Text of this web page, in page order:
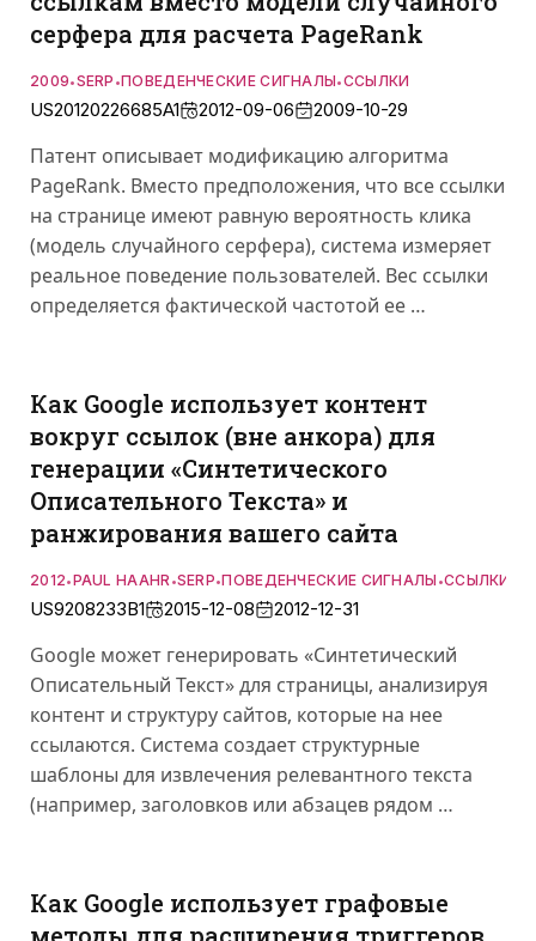
серфера для расчета PageRank
2009•SERP •ПОВЕДЕНЧЕСКИЕ СИГНАЛЫ•ССЫЛКИ
US20120226685A1 2012-09-06 2009-10-29
Патент описывает модификацию алгоритма
PageRank. Вместо предположения, что все ссылки
на странице имеют равную вероятность клика
(модель случайного серфера), система измеряет
реальное поведение пользователей. Вес ссылки
определяется фактической частотой ее …
Как Google использует контент
вокруг ссылок (вне анкора) для
генерации «Синтетического
Описательного Текста» и
ранжирования вашего сайта
2012•PAUL HAAHR•SERP•ПОВЕДЕНЧЕСКИЕ СИГНАЛЫ •ССЫЛКИ
US9208233B1 2015-12-08 2012-12-31
Google может генерировать «Синтетический
Описательный Текст» для страницы, анализируя
контент и структуру сайтов, которые на нее
ссылаются. Система создает структурные
шаблоны для извлечения релевантного текста
(например, заголовков или абзацев рядом …
Как Google использует графовые